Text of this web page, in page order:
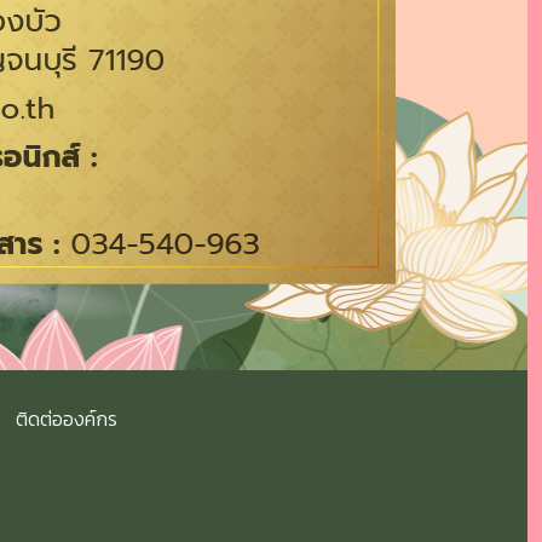
ติดต่อองค์กร